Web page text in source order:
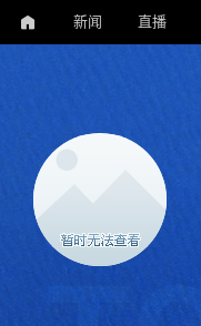
新闻 直播